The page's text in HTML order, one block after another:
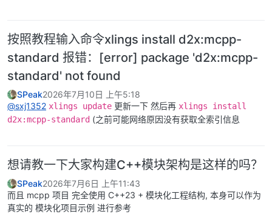
按照教程输入命令xlings install d2x:mcpp-
standard 报错：[error] package 'd2x:mcpp-
standard' not found
SPeak2026年7月10日 上午5:18
@sxj1352 xlings update 更新一下 然后再 xlings install
d2x:mcpp-standard (之前可能网络原因没有获取全索引信息
想请教一下大家构建C++模块架构是这样的吗？
SPeak2026年7月6日 上午11:43
而且 mcpp 项目 完全使用 C++23 + 模块化工程结构, 本身可以作为
真实的 模块化项目示例 进行参考